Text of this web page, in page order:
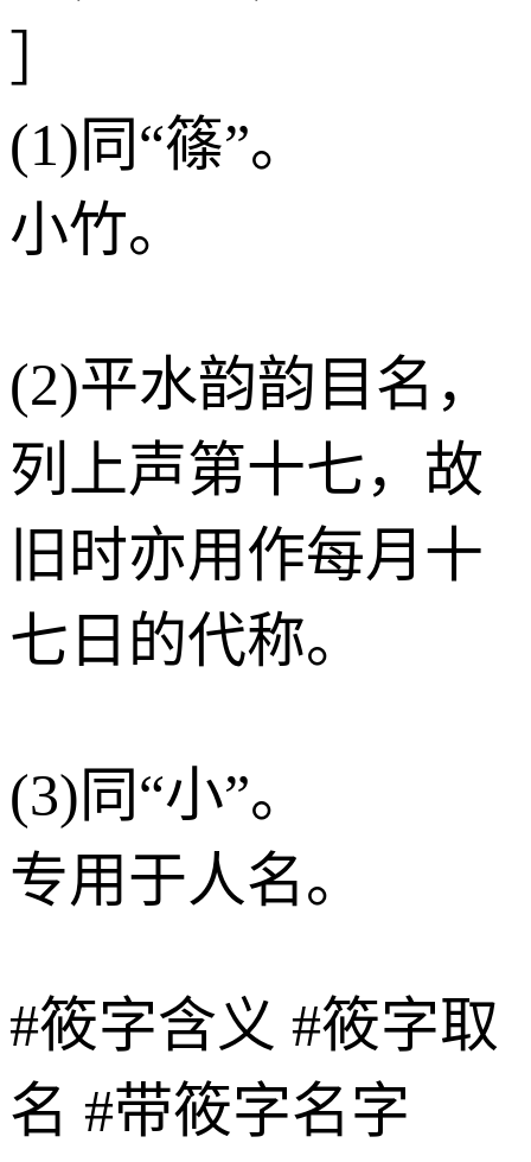
(1)同“篠”。
小竹。
(2)平水韵韵目名，
列上声第十七，故
旧时亦用作每月十
七日的代称。
(3)同“小”。
专用于人名。
#筱字含义 #筱字取
名 #带筱字名字